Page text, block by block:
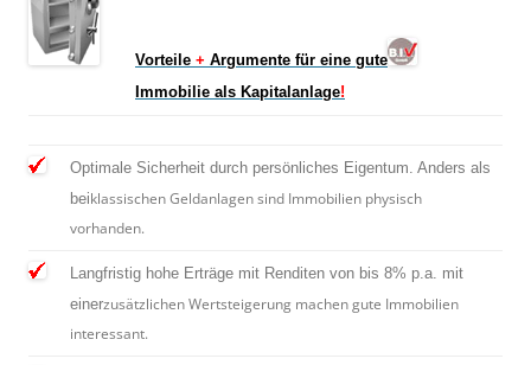
Vorteile + Argumente für eine gute
Immobilie als Kapitalanlage!
Optimale Sicherheit durch persönliches Eigentum. Anders als
beiklassischen Geldanlagen sind Immobilien physisch
vorhanden.
Langfristig hohe Erträge mit Renditen von bis 8% p.a. mit
einerzusätzlichen Wertsteigerung machen gute Immobilien
interessant.